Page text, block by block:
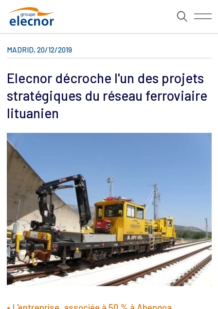
MADRID, 20/12/2019
Elecnor décroche l'un des projets
stratégiques du réseau ferroviaire
lituanien